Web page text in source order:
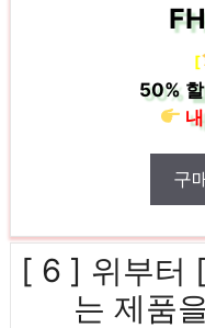
[
50%할
구
[ 6 ] 위부터
는 제품